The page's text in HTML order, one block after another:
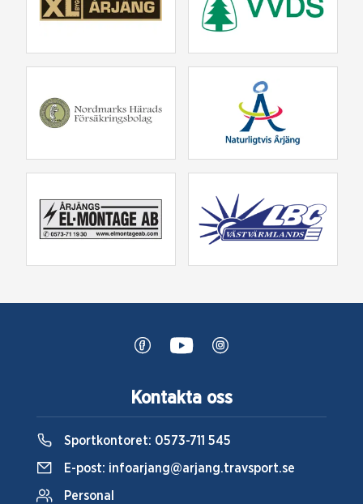
Kontakta oss
Sportkontoret: 0573-711 545
E-post: infoarjang@arjang.travsport.se
Personal